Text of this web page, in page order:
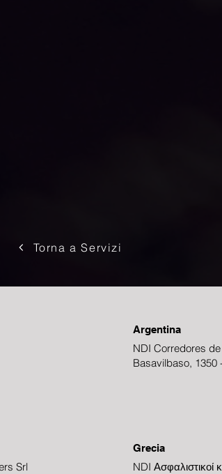
Torna a Servizi
Argentina
NDI Corredores
Basavilbaso, 1350
Srl
Grecia
NDI Ασφαλιστικοί